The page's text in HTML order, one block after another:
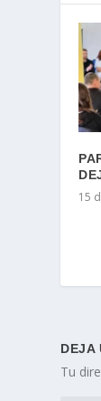
15
DEJA
Tu